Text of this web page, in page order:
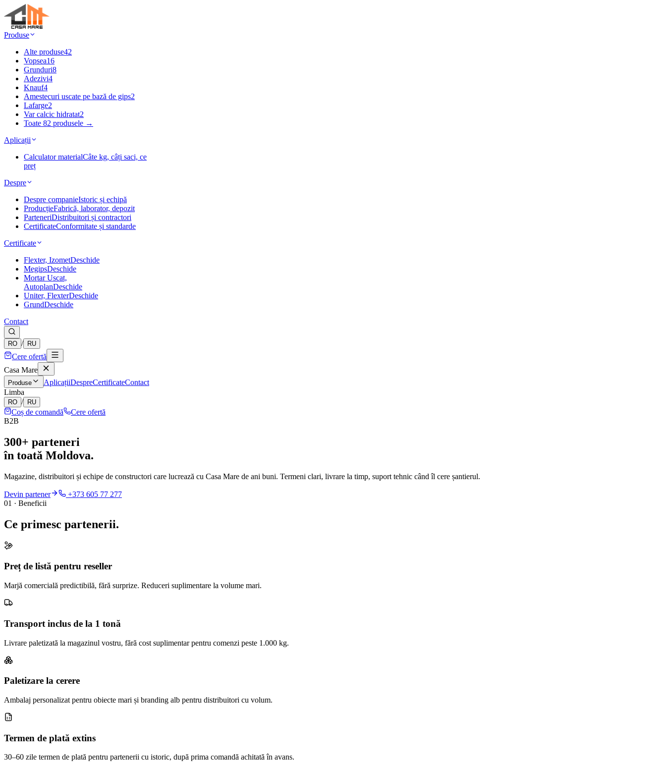
Produse
Alte produse42
Vopsea16
Grunduri8
Adezivi4
Knauf4
Amestecuri uscate pe bază de gips2
Lafarge2
Var calcic hidratat2
Toate 82 produsele →
Aplicații
Calculator materialCâte kg, câți saci, ce
preț
Despre
Despre companieIstoric și echipă
ProducțieFabrică, laborator, depozit
ParteneriDistribuitori și contractori
CertificateConformitate și standarde
Certificate
Flexter, IzometDeschide
MegipsDeschide
Mortar Uscat,
AutoplanDeschide
Uniter, FlexterDeschide
GrundDeschide
Contact
RO / RU
Cere ofertă
Casa Mare
Produse AplicațiiDespreCertificateContact
Limba
RO / RU
Coș de comandă
Cere ofertă
B2B
300+ parteneri
în toată Moldova.
Magazine, distribuitori și echipe de constructori care lucrează cu Casa Mare de ani buni. Termeni clari, livrare la timp, suport tehnic când îl cere șantierul.
Devin partener
+373 605 77 277
01 · Beneficii
Ce primesc partenerii.
Preț de listă pentru reseller
Marjă comercială predictibilă, fără surprize. Reduceri suplimentare la volume mari.
Transport inclus de la 1 tonă
Livrare paletizată la magazinul vostru, fără cost suplimentar pentru comenzi peste 1.000 kg.
Paletizare la cerere
Ambalaj personalizat pentru obiecte mari și branding alb pentru distribuitori cu volum.
Termen de plată extins
30–60 zile termen de plată pentru partenerii cu istoric, după prima comandă achitată în avans.